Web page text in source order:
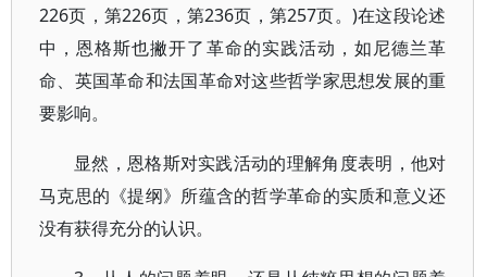
226页，第226页，第236页，第257页。)在这段论述
中，恩格斯也撇开了革命的实践活动，如尼德兰革
命、英国革命和法国革命对这些哲学家思想发展的重
要影响。
显然，恩格斯对实践活动的理解角度表明，他对
马克思的《提纲》所蕴含的哲学革命的实质和意义还
没有获得充分的认识。